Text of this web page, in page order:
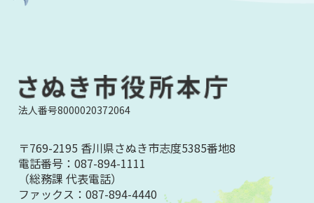
法人番号8000020372064
〒769-2195 香川県さぬき市志度5385番地8
電話番号：087-894-1111
（総務課 代表電話）
ファックス：087-894-4440